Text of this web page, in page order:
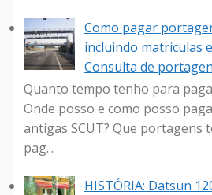
Como pagar
incluindo matriculas
Consulta de
Quanto tempo tenho para
Onde posso e como posso
antigas SCUT? Que portagens
pag...
HISTÓRIA: Datsun